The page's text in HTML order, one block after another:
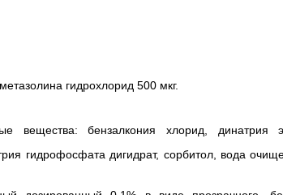
гидрохлорид 500 мкг.
вещества: бензалкония хлорид, динатрия
гидрофосфата дигидрат, сорбитол, вода